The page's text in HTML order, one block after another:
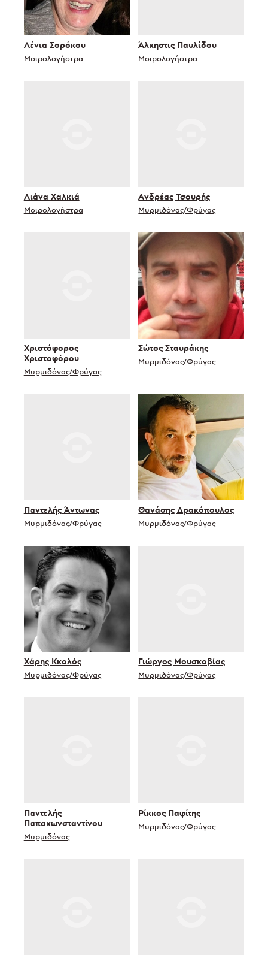
Λένια Σορόκου
Μοιρολογήστρα
Άλκηστις Παυλίδου
Μοιρολογήστρα
Λιάνα Χαλκιά
Μοιρολογήστρα
Ανδρέας Τσουρής
Μυρμιδόνας/Φρύγας
Χριστόφορος
Χριστοφόρου
Μυρμιδόνας/Φρύγας
Σώτος Σταυράκης
Μυρμιδόνας/Φρύγας
Παντελής Άντωνας
Μυρμιδόνας/Φρύγας
Θανάσης Δρακόπουλος
Μυρμιδόνας/Φρύγας
Χάρης Κκολός
Μυρμιδόνας/Φρύγας
Γιώργος Μουσκοβίας
Μυρμιδόνας/Φρύγας
Παντελής
Παπακωνσταντίνου
Μυρμιδόνας
Ρίκκος Παφίτης
Μυρμιδόνας/Φρύγας